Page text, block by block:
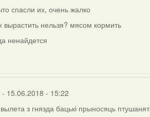
спасли их, очень жалко
вырастить нельзя? мясом кормить
ненайдется
- 15.06.2018 - 15:22
з гнязда бацькі прыносяць